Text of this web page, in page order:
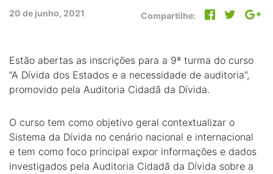
20 de junho, 2021 Compartilhe:
Estão abertas as inscrições para a 9ª turma do curso
“A Dívida dos Estados e a necessidade de auditoria”,
promovido pela Auditoria Cidadã da Dívida.
O curso tem como objetivo geral contextualizar o
Sistema da Dívida no cenário nacional e internacional
e tem como foco principal expor informações e dados
investigados pela Auditoria Cidadã da Dívida sobre a